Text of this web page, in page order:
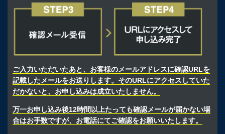
ご入力いただいたあと、お客様のメールアドレスに確認URLを
記載したメールをお送りします。そのURLにアクセスしていた
だかないと、お申し込みは成立いたしません。
万一お申し込み後12時間以上たっても確認メールが届かない場
合はお手数ですが、お電話にてご確認をお願いいたします。